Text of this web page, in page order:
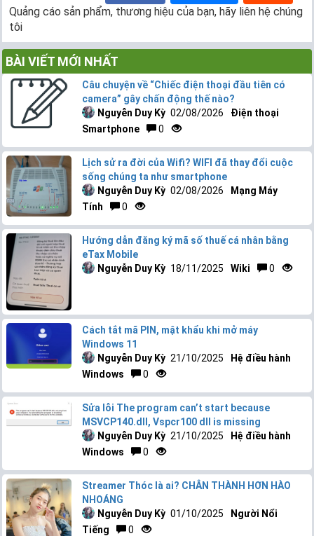
Quảng cáo sản phẩm, thương hiệu của bạn, hãy liên hệ chúng
tôi
BÀI VIẾT MỚI NHẤT
Câu chuyện về “Chiếc điện thoại đầu tiên có
camera” gây chấn động thế nào?
Nguyễn Duy Kỳ 02/08/2026
Điện thoại
Smartphone
0
Lịch sử ra đời của Wifi? WIFI đã thay đổi cuộc
sống chúng ta như smartphone
Nguyễn Duy Kỳ 02/08/2026
Mạng Máy
Tính
0
Hướng dẫn đăng ký mã số thuế cá nhân bằng
eTax Mobile
Nguyễn Duy Kỳ 18/11/2025 Wiki 0
Cách tắt mã PIN, mật khẩu khi mở máy
Windows 11
Nguyễn Duy Kỳ 21/10/2025
Hệ điều hành
Windows
0
Sửa lỗi The program can’t start because
MSVCP140.dll, Vspcr100 dll is missing
Nguyễn Duy Kỳ 21/10/2025
Hệ điều hành
Windows
0
Streamer Thóc là ai? CHÂN THÀNH HƠN HÀO
NHOÁNG
Nguyễn Duy Kỳ 01/10/2025
Người Nổi
Tiếng
0